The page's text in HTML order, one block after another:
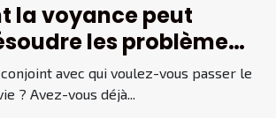
la voyance peut
les problèmes
avec qui voulez-vous passer le
? Avez-vous déjà...